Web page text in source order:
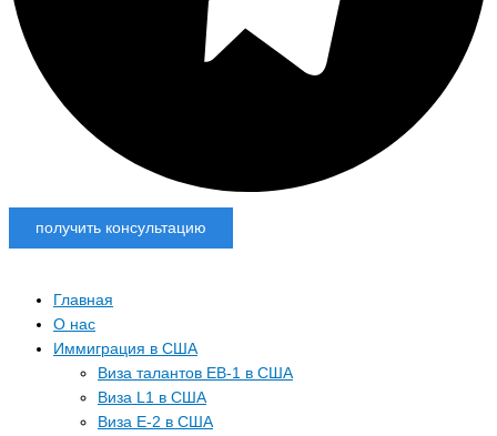
получить консультацию
Главная
О нас
Иммиграция в США
Виза талантов EB-1 в США
Виза L1 в США
Виза E-2 в США